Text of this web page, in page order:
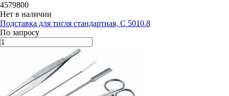
4579800
Нет в наличии
Подставка для тигля стандартная, C 5010.8
По запросу